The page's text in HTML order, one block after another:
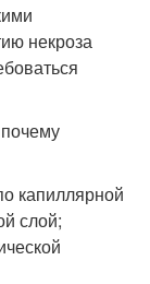
некроза
капиллярной
слой;